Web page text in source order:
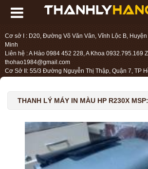
Cơ sở I : D20, Đường Võ Văn Vân, Vĩnh Lộc B,
Minh
Liên hệ : A Hào 0984 452 228, A Khoa 0932.795.169
thohao1984@gmail.com
Cơ Sở II: 55/3 Đường Nguyễn Thị Thập, Quận 7, TP
THANH LÝ MÁY IN MÀU HP R230X